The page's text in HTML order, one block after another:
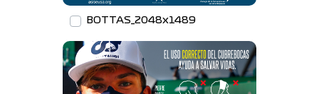
BOTTAS_2048x1489